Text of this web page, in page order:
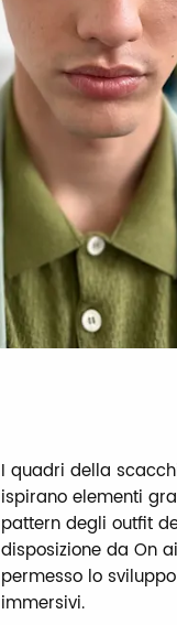
I quadri della
ispirano elementi
pattern degli outfit
disposizione da On
permesso lo
immersivi.